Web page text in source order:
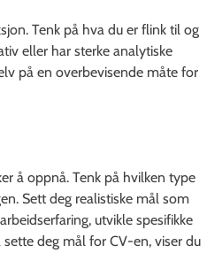
Tenk på hva du er flink til og
eller har sterke analytiske
på en overbevisende måte for
å oppnå. Tenk på hvilken type
Sett deg realistiske mål som
utvikle spesifikke
deg mål for CV-en, viser du